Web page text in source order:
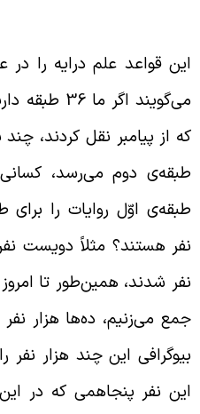
قواعد علم درایه را در
می‌گویند اگر ما
از پیامبر نقل کردند، چند
دوم می‌رسد، کسانی
اوّل روایات را برای
هستند؟ مثلاً دویست
شدند، همین‌طور تا امروز
می‌زنیم، ده‌ها هزار نفر
این چند هزار نفر
نفر پنجاهمی که در